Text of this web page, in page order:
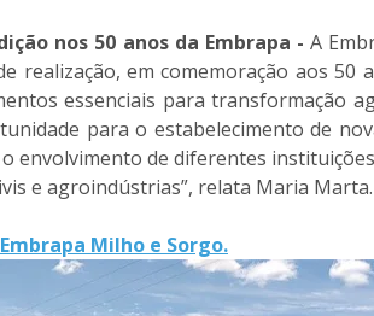
nos 50 anos da Embrapa - A
realização, em comemoração aos
essenciais para transformação
para o estabelecimento de
envolvimento de diferentes
e agroindústrias”, relata Maria Marta.
Embrapa Milho e Sorgo.